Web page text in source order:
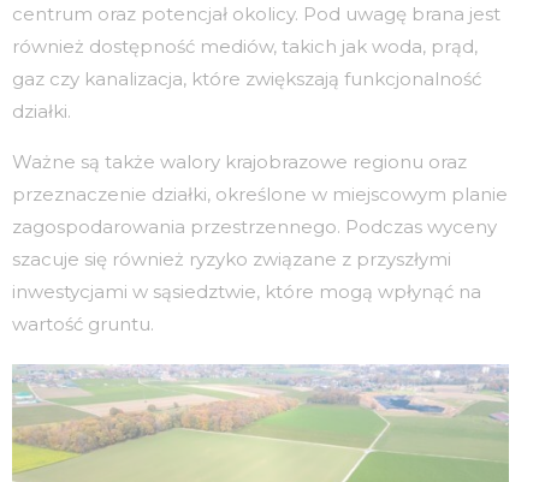
centrum oraz potencjał okolicy. Pod uwagę brana jest
również dostępność mediów, takich jak woda, prąd,
gaz czy kanalizacja, które zwiększają funkcjonalność
działki.
Ważne są także walory krajobrazowe regionu oraz
przeznaczenie działki, określone w miejscowym planie
zagospodarowania przestrzennego. Podczas wyceny
szacuje się również ryzyko związane z przyszłymi
inwestycjami w sąsiedztwie, które mogą wpłynąć na
wartość gruntu.